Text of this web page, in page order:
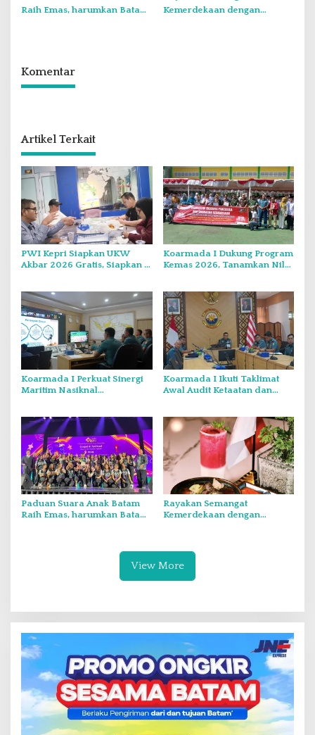
Raih Emas, harumkan Batam
Kemerdekaan dengan
Komentar
Artikel Terkait
PWI Kepri Siapkan UKW
Akbar 2026 Gratis, Siapkan 6
Koarmada I Dukung Program
Kemas 2026, Tanamkan Nilai
Koarmada I Perkuat Sinergi
Maritim Nasiknal
Laut Natuna Utara
Koarmada I Ikuti Taklimat
Awal Audit Ketaatan dan
Paduan Suara Anak Batam
Raih Emas, harumkan Batam
Rayakan Semangat
Kemerdekaan dengan
View More